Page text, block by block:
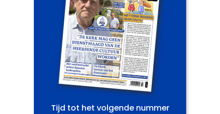
Tijd tot het volgende nummer